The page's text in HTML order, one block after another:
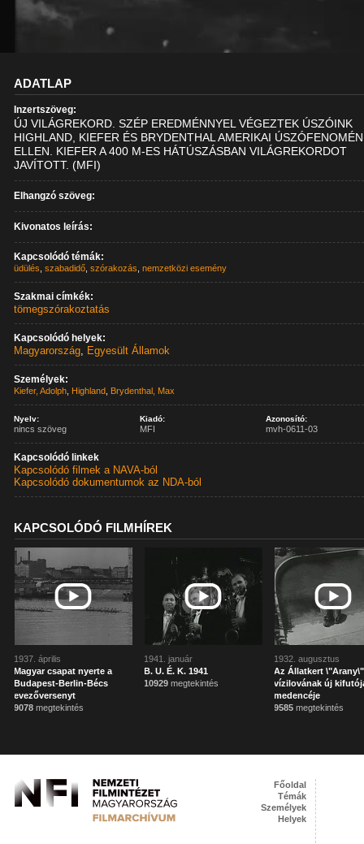
ADATLAP
Inzertszöveg:
ÚJ VILÁGREKORD. SZÉP EREDMÉNNYEL VÉGEZTEK ÚSZÓINK
HIGHLAND, KIEFER ÉS BRYDENTHAL AMERIKAI
ELLEN. KIEFER A 400 M-ES HÁTÚSZÁSBAN VILÁGREKORDOT
JAVÍTOTT. (MFI)
Elhangzó szöveg:
Kivonatos leírás:
Kapcsolódó témák:
üdülés ,szabadidő ,szórakozás ,nemzetközi esemény
Szakmai címkék:
tömegszórakoztatás
Kapcsolódó helyek:
Magyarország, Egyesült Államok
Személyek:
Kiefer, Adolph Highland Brydenthal, Max
Nyelv:
nincs szöveg
Kiadó:
MFI
Azonosító:
mvh-0611-03
Kapcsolódó linkek
Kapcsolódó filmek a NAVA-ból
Kapcsolódó dokumentumok az NDA-ból
KAPCSOLÓDÓ FILMHÍREK
1937. április
Magyar csapat nyerte a
Budapest-Berlin-Bécs
evezőversenyt
9078 megtekintés
1941. január
B. U. É. K. 1941
10929 megtekintés
1932. augusztus
Az Állatkert
vízilovának új
medencéje
9585 megtekintés
Főoldal
Témák
Személyek
Helyek